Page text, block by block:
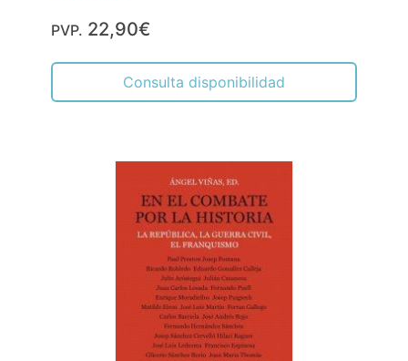
PVP. 22,90€
Consulta disponibilidad